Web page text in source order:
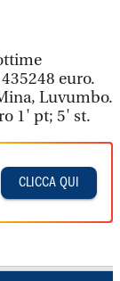
euro.
Luvumbo.
1' pt; 5' st.
CLICCA QUI